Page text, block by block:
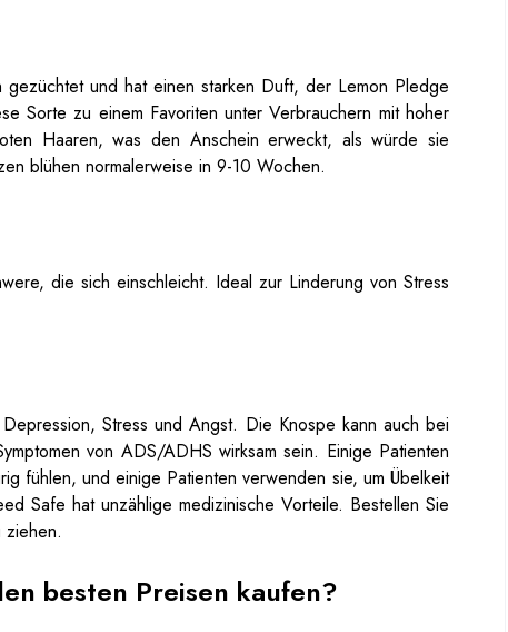
und hat einen starken Duft, der Lemon Pledge
Sorte zu einem Favoriten unter Verbrauchern mit hoher
Haaren, was den Anschein erweckt, als würde sie
blühen normalerweise in 9-10 Wochen.
die sich einschleicht. Ideal zur Linderung von Stress
Depression, Stress und Angst. Die Knospe kann auch bei
von ADS/ADHS wirksam sein. Einige Patienten
fühlen, und einige Patienten verwenden sie, um Übelkeit
Safe hat unzählige medizinische Vorteile. Bestellen Sie
besten Preisen kaufen?